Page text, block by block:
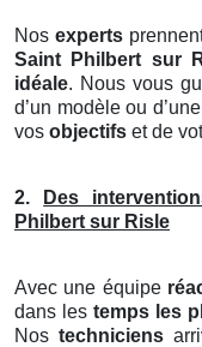
Nosexperts
Saint Philbert sur
idéale. Nous vous
d’un modèle ou d’une
vos objectifs et de
2.
Des
Philbert sur Risle
Avec une équipe
dans lestemps les
Nos techniciens